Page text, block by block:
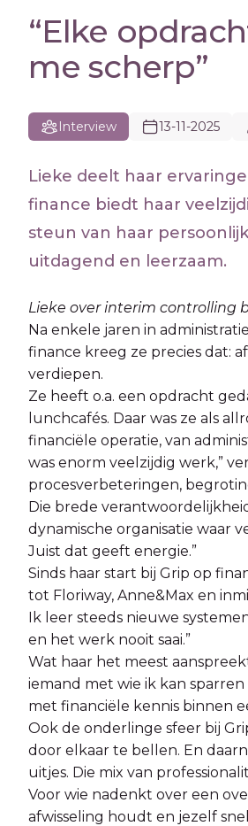
“Elke
me scherp”
Interview 13-11-2025
Lieke deelt haar
finance biedt haar
steun van haar
uitdagend en leerzaam.
Lieke over interim controlling
Na enkele jaren in
finance kreeg ze precies dat:
verdiepen.
Ze heeft o.a. een opdracht
lunchcafés. Daar was ze als
financiële operatie, van
was enorm veelzijdig werk,”
procesverbeteringen,
Die brede
dynamische organisatie waar
Juist dat geeft energie.”
Sinds haar start bij Grip op
tot Floriway, Anne&Max en
Ik leer steeds nieuwe
en het werk nooit saai.”
Wat haar het meest
iemand met wie ik kan
met financiële kennis binnen
Ook de onderlinge sfeer bij
door elkaar te bellen. En
uitjes. Die mix van
Voor wie nadenkt over een
afwisseling houdt en jezelf